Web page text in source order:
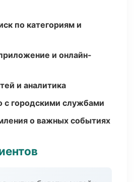
по категориям и
и онлайн-
и аналитика
с городскими службами
о важных событиях